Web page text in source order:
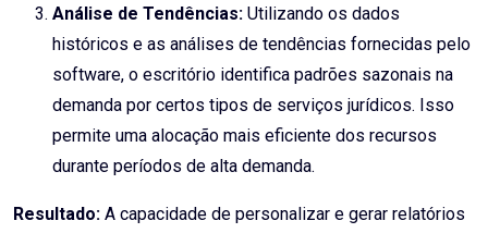
Análise de Tendências: Utilizando os dados
históricos e as análises de tendências fornecidas pelo
software, o escritório identifica padrões sazonais na
demanda por certos tipos de serviços jurídicos. Isso
permite uma alocação mais eficiente dos recursos
durante períodos de alta demanda.
Resultado: A capacidade de personalizar e gerar relatórios